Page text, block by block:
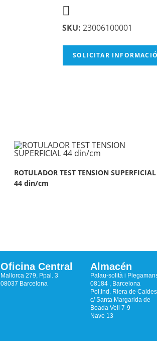
SKU: 23006100001
SOLICITAR
ROTULADOR TEST TENSION SUPERFICIAL
44 din/cm
Oficina Central
Mallorca 279, Ppal. 3
08037 Barcelona
Almacén
Palau-solità i
08184 , Barcelona
Pol.Ind. Riera de
c/ Santa Margarida de
Boada Vell 7-9
Nave 13